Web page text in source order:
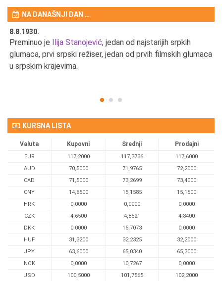
NA DANAŠNJI DAN …
8.8.1930.
Preminuo je Ilija Stanojević, jedan od najstarijih srpkih
glumaca, prvi srpski režiser, jedan od prvih filmskih glumaca
u srpskim krajevima.
KURSNA LISTA
Valuta Kupovni Srednji Prodajni
EUR 117,2000 117,3736
117,6000
AUD
70,5000 71,9765
72,2000
CAD
71,5000 73,2699
73,4000
CNY
14,6500 15,1585
15,1500
HRK
0,0000 0,0000
0,0000
CZK
4,6500 4,8521
4,8400
DKK
0.0000 15,7073
0,0000
HUF
31,3200 32,2325
32,2000
JPY
63,6000 65,0340
65,3000
NOK
0,0000 10,7267
0,0000
USD
100,5000 101,7565 102,2000